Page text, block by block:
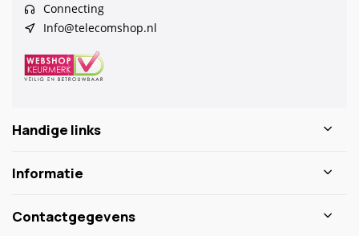
Connecting
Info@telecomshop.nl
Handige links
Informatie
Contactgegevens